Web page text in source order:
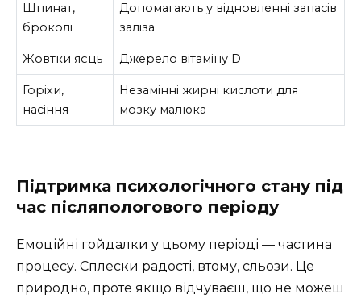
Шпинат,
броколі
Допомагають у відновленні запасів
заліза
Жовтки яєць Джерело вітаміну D
Горіхи,
насіння
Незамінні жирні кислоти для
мозку малюка
Підтримка психологічного стану під
час післяпологового періоду
Емоційні гойдалки у цьому періоді — частина
процесу. Сплески радості, втому, сльози. Це
природно, проте якщо відчуваєш, що не можеш